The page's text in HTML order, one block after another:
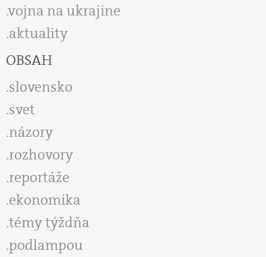
vojna na ukrajine
aktuality
OBSAH
slovensko
svet
názory
rozhovory
reportáže
ekonomika
témy týždňa
podlampou